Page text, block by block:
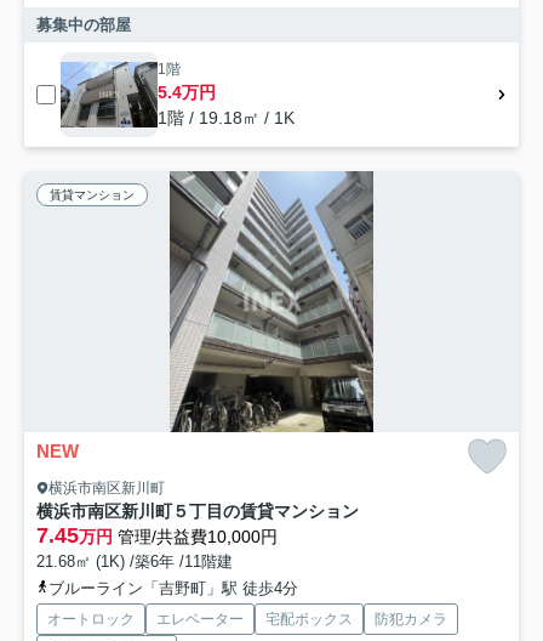
募集中の部屋
1階
5.4万円
1階 / 19.18㎡ / 1K
賃貸マンション
NEW
横浜市南区新川町
横浜市南区新川町５丁目の賃貸マンション
7.45万円 管理/共益費10,000円
21.68㎡ (1K) /築6年 /11階建
ブルーライン「吉野町」駅 徒歩4分
オートロック エレベーター 宅配ボックス
防犯カメラ